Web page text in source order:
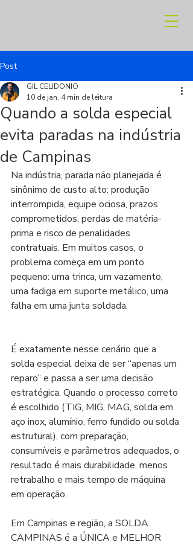
Post
Quando a solda especial
evita paradas na indústria
de Campinas
GIL CELIDONIO
10 de jan. 4 min de leitura
Na indústria, parada não planejada é
sinônimo de custo alto: produção
interrompida, equipe ociosa, prazos
comprometidos, perdas de matéria-
prima e risco de penalidades
contratuais. Em muitos casos, o
problema começa em um ponto
pequeno: uma trinca, um vazamento,
uma fadiga em suporte metálico, uma
falha em uma junta soldada.
É exatamente nesse cenário que a
solda especial deixa de ser “apenas um
reparo” e passa a ser uma decisão
estratégica. Quando o processo correto
é escolhido (TIG, MIG, MAG, solda em
aço inox, alumínio, ferro fundido ou solda
estrutural), com preparação,
consumíveis e parâmetros adequados, o
resultado é mais durabilidade, menos
retrabalho e mais tempo de máquina
em operação.
Em Campinas e região, a SOLDA
CAMPINAS é a ÚNICA e MELHOR